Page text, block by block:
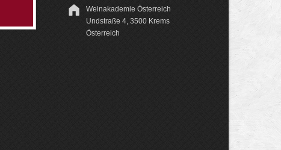
Weinakademie Österreich
Undstraße 4, 3500 Krems
Österreich